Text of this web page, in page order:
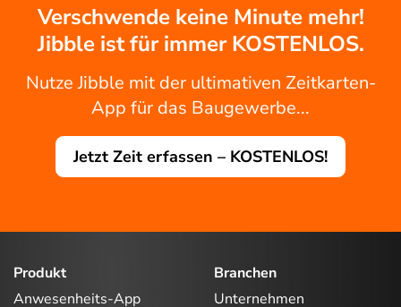
Verschwende keine Minute mehr!
Jibble ist für immer KOSTENLOS.
Nutze Jibble mit der ultimativen Zeitkarten-
App für das Baugewerbe...
Jetzt Zeit erfassen – KOSTENLOS!
Produkt
Anwesenheits-App
Branchen
Unternehmen